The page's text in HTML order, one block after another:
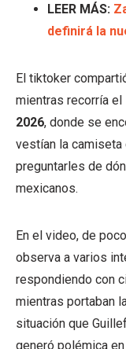
LEER MÁS:
definirá la
El tiktoker
mientras recorría el
2026, donde se
vestían la camiseta
preguntarles de
mexicanos.
En el video, de
observa a varios
respondiendo con
mientras portaban
situación que
generó polémica en